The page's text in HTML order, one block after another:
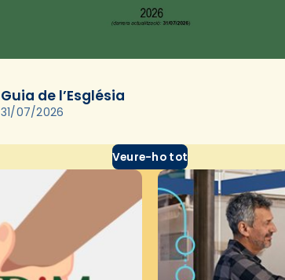
Guia de l’Església
31/07/2026
Veure-ho tot